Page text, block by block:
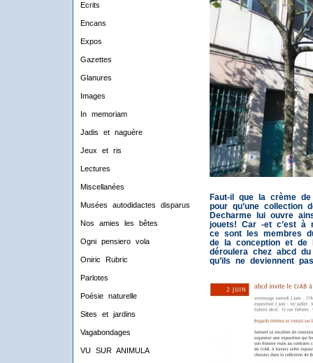
Ecrits
Encans
Expos
Gazettes
Glanures
Images
In memoriam
Jadis et naguère
Jeux et ris
Lectures
Miscellanées
Musées autodidactes disparus
Nos amies les bêtes
Ogni pensiero vola
Oniric Rubric
Parlotes
Poésie naturelle
Sites et jardins
Vagabondages
VU SUR ANIMULA
Faut-il que la crème
pour qu’une collection
Decharme lui ouvre
jouets! Car -et c’est à
ce sont les membres
de la conception et de
déroulera chez abcd
qu’ils ne deviennent